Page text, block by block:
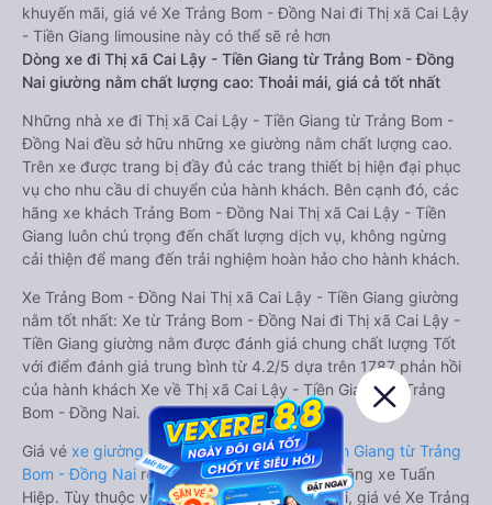
khuyến mãi, giá vé Xe Trảng Bom - Đồng Nai đi Thị xã Cai Lậy
- Tiền Giang limousine này có thể sẽ rẻ hơn
Dòng xe đi Thị xã Cai Lậy - Tiền Giang từ Trảng Bom - Đồng
Nai giường nằm chất lượng cao: Thoải mái, giá cả tốt nhất
Những nhà xe đi Thị xã Cai Lậy - Tiền Giang từ Trảng Bom -
Đồng Nai đều sở hữu những xe giường nằm chất lượng cao.
Trên xe được trang bị đầy đủ các trang thiết bị hiện đại phục
vụ cho nhu cầu di chuyển của hành khách. Bên cạnh đó, các
hãng xe khách Trảng Bom - Đồng Nai Thị xã Cai Lậy - Tiền
Giang luôn chú trọng đến chất lượng dịch vụ, không ngừng
cải thiện để mang đến trải nghiệm hoàn hảo cho hành khách.
Xe Trảng Bom - Đồng Nai Thị xã Cai Lậy - Tiền Giang giường
nằm tốt nhất: Xe từ Trảng Bom - Đồng Nai đi Thị xã Cai Lậy -
Tiền Giang giường nằm được đánh giá chung chất lượng Tốt
với điểm đánh giá trung bình từ 4.2/5 dựa trên 1787 phản hồi
của hành khách Xe về Thị xã Cai Lậy - Tiền Giang từ Trảng
Bom - Đồng Nai.
Giá vé xe giường nằm đi Thị xã Cai Lậy - Tiền Giang từ Trảng
Bom - Đồng Nai rẻ nhất là 270000VND của hãng xe Tuấn
Hiệp. Tùy thuộc vào chương trình khuyến mãi, giá vé Xe Trảng